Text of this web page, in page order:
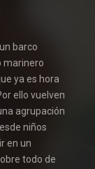
barco
marinero
ya es hora
ello vuelven
agrupación
niños
en un
todo de